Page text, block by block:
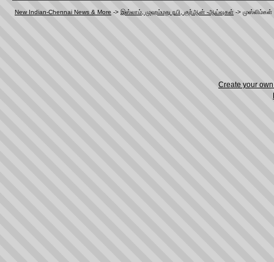
New Indian-Chennai News & More -> இஸ்லாம், முஹம்மது நபி, குர்ஆன் -ஆய்வுகள் -> முஸ்லிம்கள்
Create your